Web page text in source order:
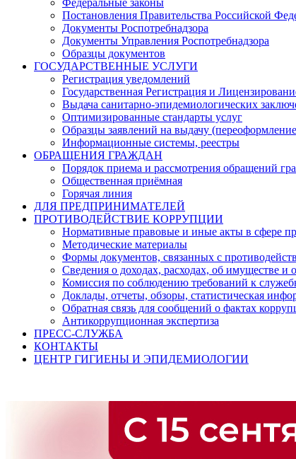
Федеральные законы
Постановления Правительства Российской
Документы Роспотребнадзора
Документы Управления Роспотребнадзора
Образцы документов
ГОСУДАРСТВЕННЫЕ УСЛУГИ
Регистрация уведомлений
Государственная Регистрация и
Выдача санитарно-эпидемиологических
Оптимизированные стандарты услуг
Образцы заявлений на выдачу
Информационные системы, реестры
ОБРАЩЕНИЯ ГРАЖДАН
Порядок приема и рассмотрения обращений
Общественная приёмная
Горячая линия
ДЛЯ ПРЕДПРИНИМАТЕЛЕЙ
ПРОТИВОДЕЙСТВИЕ КОРРУПЦИИ
Нормативные правовые и иные акты в сфере
Методические материалы
Формы документов, связанных с
Сведения о доходах, расходах, об имуществе и
Комиссия по соблюдению требований к
Доклады, отчеты, обзоры, статистическая
Обратная связь для сообщений о фактах
Антикоррупционная экспертиза
ПРЕСС-СЛУЖБА
КОНТАКТЫ
ЦЕНТР ГИГИЕНЫ И ЭПИДЕМИОЛОГИИ